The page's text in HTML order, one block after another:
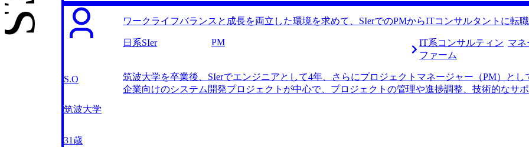
た、仕事が終わらず初回面談を1度リスケさせていただくことになったのですが、その時の対
談でも藤尾さんは私の要望や経験をしっかりとヒアリングしてくださり、魅力的な求人を送っ
頼できる会社だと感じ、支援をお願いしました。 各ファームについての理解が非常に深いと感
の経験について絶対に深掘りしてくるので答えを用意しておきましょう」といったファームご
さりました。実際の面接では藤尾さんが仰った通りの質問がされることもしばしばあり、本当
で、やっと報われた気持ちになりました。 前職の仕事が忙しく、なかなか転職活動に時間を割
っかり時間をとって準備するようにアドバイスいただいたのですが、忙しいことを理由にほと
S.O
筑波大学
31歳
ワークライフバランスと成長を両立した環境を求めて、SIerでのPMからITコンサルタントに転職
日系SIer PM
IT系コンサルティン
ファーム
マネ
筑波大学を卒業後、SIerでエンジニアとして4年、さらにプロジェクトマネージャー（PM）と
企業向けのシステム開発プロジェクトが中心で、プロジェクトの管理や進捗調整、技術的なサ